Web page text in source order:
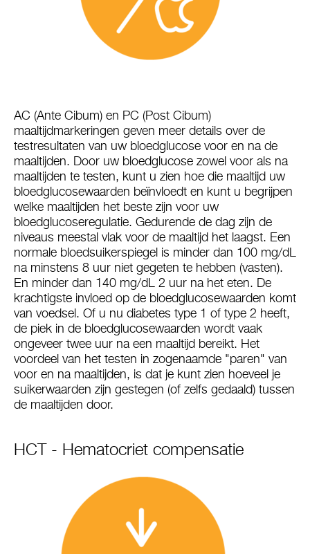
AC (Ante Cibum) en PC (Post Cibum)
maaltijdmarkeringen geven meer details over de
testresultaten van uw bloedglucose voor en na de
maaltijden. Door uw bloedglucose zowel voor als na
maaltijden te testen, kunt u zien hoe die maaltijd uw
bloedglucosewaarden beïnvloedt en kunt u begrijpen
welke maaltijden het beste zijn voor uw
bloedglucoseregulatie. Gedurende de dag zijn de
niveaus meestal vlak voor de maaltijd het laagst. Een
normale bloedsuikerspiegel is minder dan 100 mg/dL
na minstens 8 uur niet gegeten te hebben (vasten).
En minder dan 140 mg/dL 2 uur na het eten. De
krachtigste invloed op de bloedglucosewaarden komt
van voedsel. Of u nu diabetes type 1 of type 2 heeft,
de piek in de bloedglucosewaarden wordt vaak
ongeveer twee uur na een maaltijd bereikt. Het
voordeel van het testen in zogenaamde "paren" van
voor en na maaltijden, is dat je kunt zien hoeveel je
suikerwaarden zijn gestegen (of zelfs gedaald) tussen
de maaltijden door.
HCT - Hematocriet compensatie